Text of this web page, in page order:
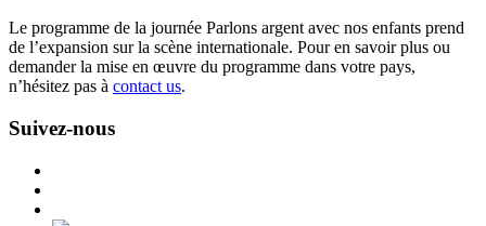
Le programme de la journée Parlons argent avec nos enfants prend
de l’expansion sur la scène internationale. Pour en savoir plus ou
demander la mise en œuvre du programme dans votre pays,
n’hésitez pas à contact us.
Suivez-nous